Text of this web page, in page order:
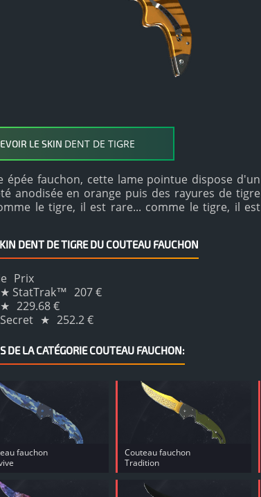
LE SKIN DENT DE TIGRE
épée fauchon, cette lame pointue dispose d'un
anodisée en orange puis des rayures de tigre
le tigre, il est rare... comme le tigre, il est
DENT DE TIGRE DU COUTEAU FAUCHON
Prix
★ StatTrak™ 207 €
★ 229.68 €
Secret ★ 252.2 €
DE LA CATÉGORIE COUTEAU FAUCHON:
fauchon
Couteau fauchon
Tradition